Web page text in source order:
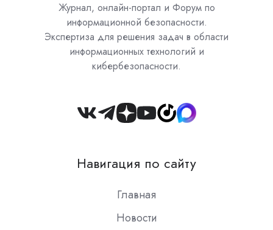
Журнал, онлайн-портал и Форум по
информационной безопасности.
Экспертиза для решения задач в области
информационных технологий и
кибербезопасности.
Join
Slack
Навигация по сайту
Главная
Новости